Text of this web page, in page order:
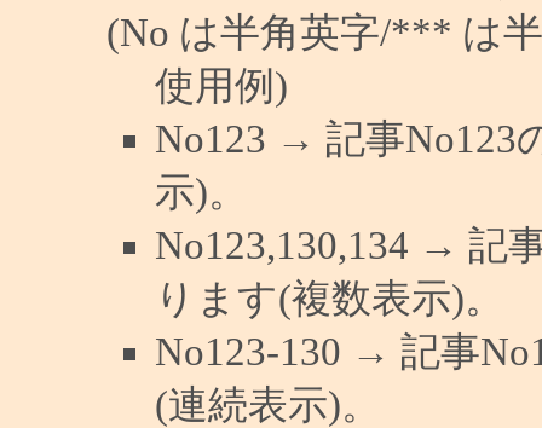
(No は半角英字/*** は
使用例)
No123 → 記事No123
示)。
No123,130,134 → 記
ります(複数表示)。
No123-130 → 記事
(連続表示)。